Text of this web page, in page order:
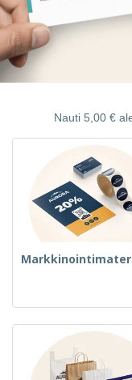
Nauti 5,00 €